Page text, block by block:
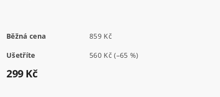
Běžná cena 859 Kč
Ušetříte 560 Kč(–65 %)
299 Kč